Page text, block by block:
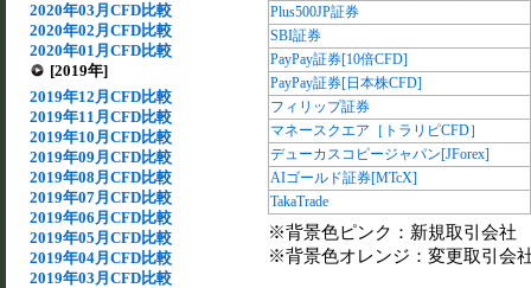
2020年03月CFD比較
2020年02月CFD比較
2020年01月CFD比較
[2019年]
2019年12月CFD比較
2019年11月CFD比較
2019年10月CFD比較
2019年09月CFD比較
2019年08月CFD比較
2019年07月CFD比較
2019年06月CFD比較
2019年05月CFD比較
2019年04月CFD比較
2019年03月CFD比較
Plus500JP証券
SBI証券
PayPay証券[10倍CFD]
PayPay証券[日本株CFD]
フィリップ証券
マネースクエア［トラリピCFD］
デューカスコピージャパン[JForex]
AIゴールド証券[MTcX]
TakaTrade
※背景色ピンク：新規取引会社
※背景色オレンジ：変更取引会